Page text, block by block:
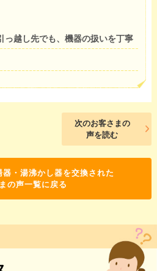
っ越し先でも、機器の扱いを丁寧
次のお客さまの
声を読む
・湯沸かし器を交換された
の声一覧に戻る